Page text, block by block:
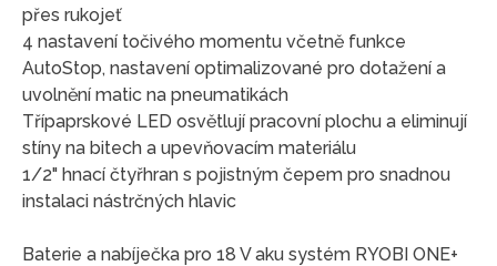
přes rukojeť
4 nastavení točivého momentu včetně funkce
AutoStop, nastavení optimalizované pro dotažení a
uvolnění matic na pneumatikách
Třípaprskové LED osvětlují pracovní plochu a eliminují
stíny na bitech a upevňovacím materiálu
1/2" hnací čtyřhran s pojistným čepem pro snadnou
instalaci nástrčných hlavic
Baterie a nabíječka pro 18 V aku systém RYOBI ONE+